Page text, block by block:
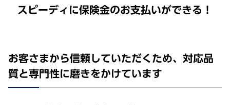
スピーディに保険金のお支払いができる！
お客さまから信頼していただくため、対応品
質と専門性に磨きをかけています